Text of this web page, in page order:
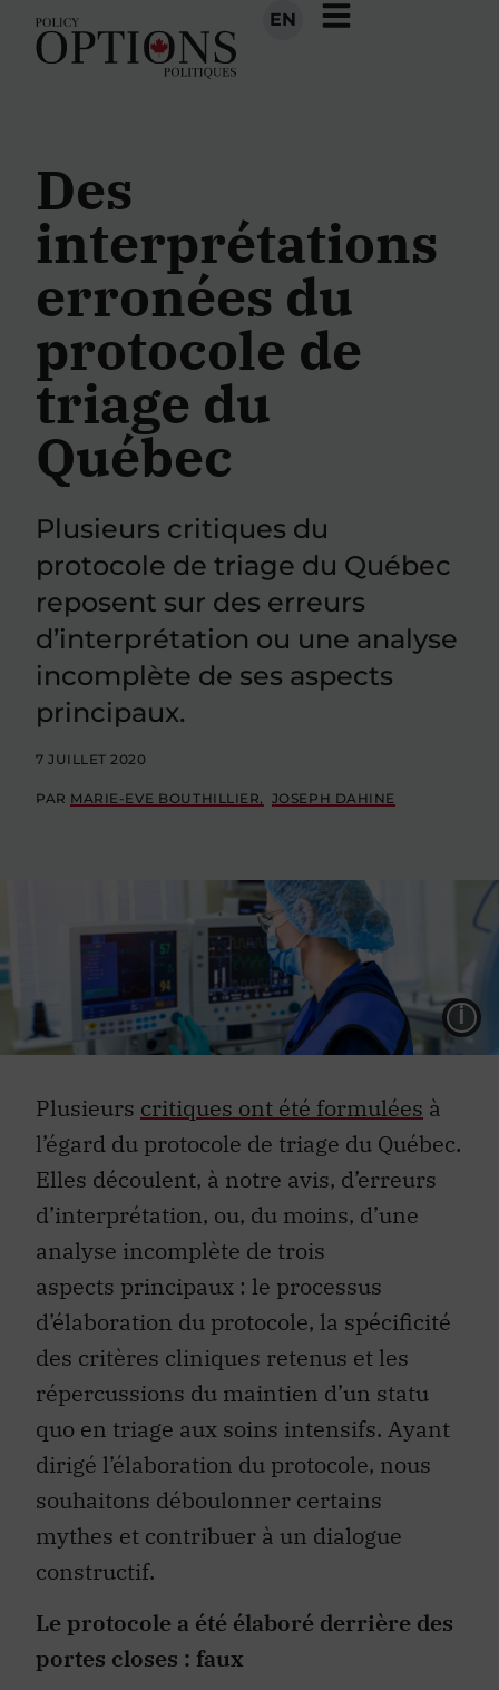
EN
Des
interprétations
erronées du
protocole de
triage du
Québec
Plusieurs critiques du
protocole de triage du Québec
reposent sur des erreurs
d’interprétation ou une analyse
incomplète de ses aspects
principaux.
7 JUILLET 2020
PAR MARIE-EVE BOUTHILLIER JOSEPH DAHINE
Plusieurs critiques ont été formulées à
l’égard du protocole de triage du Québec.
Elles découlent, à notre avis, d’erreurs
d’interprétation, ou, du moins, d’une
analyse incomplète de trois
aspects principaux : le processus
d’élaboration du protocole, la spécificité
des critères cliniques retenus et les
répercussions du maintien d’un statu
quo en triage aux soins intensifs. Ayant
dirigé l’élaboration du protocole, nous
souhaitons déboulonner certains
mythes et contribuer à un dialogue
constructif.
Le protocole a été élaboré derrière des
portes closes : faux